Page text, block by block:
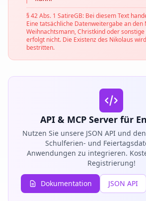
§ 42 Abs. 1 SatireGB: Bei diesem Text
Eine tatsächliche Datenweitergabe an den
Weihnachtsmann, Christkind oder
erfolgt nicht. Die Existenz des Nikolaus
bestritten.
API & MCP Server für
Nutzen Sie unsere JSON API und
Schulferien- und
Anwendungen zu integrieren.
Registrierung!
Dokumentation JSON API